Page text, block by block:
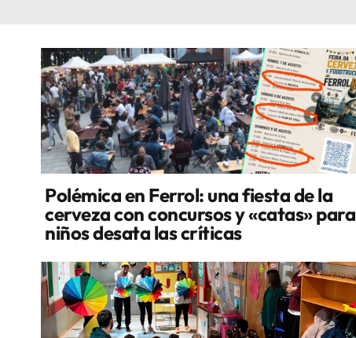
Polémica en Ferrol: una fiesta de la
cerveza con concursos y «catas» para
niños desata las críticas